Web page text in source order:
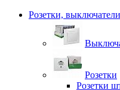
Розетки, выключатели
Розетки
Розетки